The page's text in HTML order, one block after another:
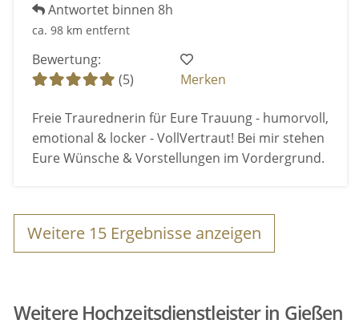
Antwortet binnen 8h
ca. 98 km entfernt
Bewertung:
(5)
Merken
Freie Traurednerin für Eure Trauung - humorvoll,
emotional & locker - VollVertraut! Bei mir stehen
Eure Wünsche & Vorstellungen im Vordergrund.
Weitere 15 Ergebnisse anzeigen
Weitere Hochzeitsdienstleister in Gießen